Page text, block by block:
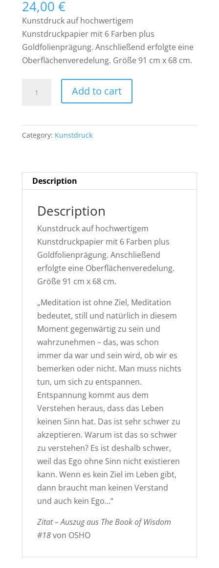
24,00 €
Kunstdruck auf hochwertigem
Kunstdruckpapier mit 6 Farben plus
Goldfolienprägung. Anschließend erfolgte eine
Oberflächenveredelung. Größe 91 cm x 68 cm.
Blossoming
quantity
Add to cart
Category: Kunstdruck
Description
Description
Kunstdruck auf hochwertigem
Kunstdruckpapier mit 6 Farben plus
Goldfolienprägung. Anschließend
erfolgte eine Oberflächenveredelung.
Größe 91 cm x 68 cm.
„Meditation ist ohne Ziel, Meditation
bedeutet, still und natürlich in diesem
Moment gegenwärtig zu sein und
wahrzunehmen – das, was schon
immer da war und sein wird, ob wir es
bemerken oder nicht. Man muss nichts
tun, um sich zu entspannen.
Entspannung kommt aus dem
Verstehen heraus, dass das Leben
keinen Sinn hat. Das ist sehr schwer zu
akzeptieren. Warum ist das so schwer
zu verstehen? Es ist deshalb schwer,
weil das Ego ohne Sinn nicht existieren
kann. Wenn es kein Ziel im Leben gibt,
dann braucht man keinen Verstand
und auch kein Ego…“
Zitat – Auszug aus The Book of Wisdom
#18von OSHO